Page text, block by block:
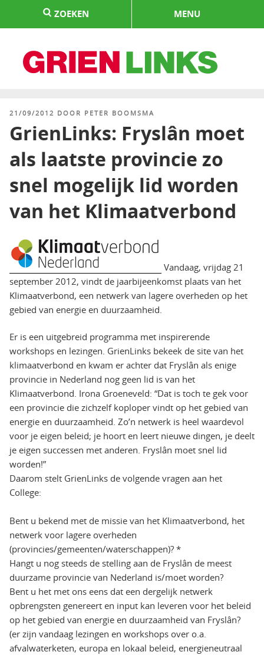
springen
ZOEKEN MENU
GEPLAATST
21/09/2012 DOOR PETER BOOMSMA
GrienLinks: Fryslân moet
als laatste provincie zo
snel mogelijk lid worden
van het Klimaatverbond
Vandaag, vrijdag 21
september 2012, vindt de jaarbijeenkomst plaats van het
Klimaatverbond, een netwerk van lagere overheden op het
gebied van energie en duurzaamheid.
Er is een uitgebreid programma met inspirerende
workshops en lezingen. GrienLinks bekeek de site van het
klimaatverbond en kwam er achter dat Fryslân als enige
provincie in Nederland nog geen lid is van het
Klimaatverbond. Irona Groeneveld: “Dat is toch te gek voor
een provincie die zichzelf koploper vindt op het gebied van
energie en duurzaamheid. Zo’n netwerk is heel waardevol
voor je eigen beleid; je hoort en leert nieuwe dingen, je deelt
je eigen successen met anderen. Fryslân moet snel lid
worden!”
Daarom stelt GrienLinks de volgende vragen aan het
College:
Bent u bekend met de missie van het Klimaatverbond, het
netwerk voor lagere overheden
(provincies/gemeenten/waterschappen)? *
Hangt u nog steeds de stelling aan de Fryslân de meest
duurzame provincie van Nederland is/moet worden?
Bent u het met ons eens dat een dergelijk netwerk
opbrengsten genereert en input kan leveren voor het beleid
op het gebied van energie en duurzaamheid van Fryslân?
(er zijn vandaag lezingen en workshops over o.a.
afvalwaterketen, europa en lokaal beleid, energieneutraal